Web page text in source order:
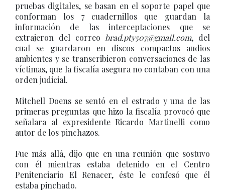
pruebas digitales, se basan en el soporte papel que
conforman los 7 cuadernillos que guardan la
información de las interceptaciones que se
extrajeron del correo brad.pty507@gmail.com, del
cual se guardaron en discos compactos audios
ambientes y se transcribieron conversaciones de las
víctimas, que la fiscalía asegura no contaban con una
orden judicial.
Mitchell Doens se sentó en el estrado y una de las
primeras preguntas que hizo la fiscalía provocó que
señalara al expresidente Ricardo Martinelli como
autor de los pinchazos.
Fue más allá, dijo que en una reunión que sostuvo
con él mientras estaba detenido en el Centro
Penitenciario El Renacer, éste le confesó que él
estaba pinchado.